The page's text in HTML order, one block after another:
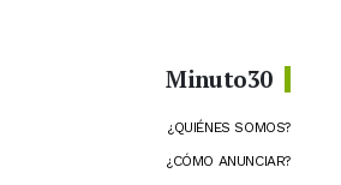
Minuto30
¿QUIÉNES SOMOS?
¿CÓMO ANUNCIAR?